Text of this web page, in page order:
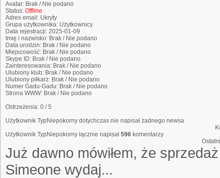
Avatar: Brak / Nie podano
Status: Offline
Adres email: Ukryty
Grupa użytkownika: Użytkownicy
Data rejestracji: 2025-01-09
Imię i nazwisko: Brak / Nie podano
Data urodzin: Brak / Nie podano
Miejscowość: Brak / Nie podano
Skype ID: Brak / Nie podano
Zainteresowania: Brak / Nie podano
Ulubiony klub: Brak / Nie podano
Ulubiony piłkarz: Brak / Nie podano
Numer Gadu-Gadu: Brak / Nie podano
Strona WWW: Brak / Nie podano
Ostrzeżenia: 0 / 5
Użytkownik TypNiepokorny dotychczas nie napisał żadnego newsa
Użytkownik TypNiepokorny łącznie napisał 596 komentarzy
Już dawno mówiłem, że
Simeone wydaj...